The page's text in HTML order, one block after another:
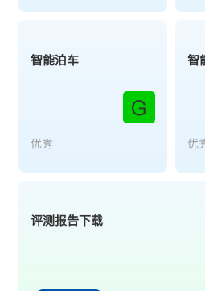
智能泊车
优秀
G
智
优
评测报告下载